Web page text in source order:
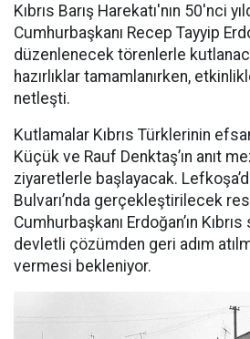
Kıbrıs Barış Harekatı'nın 50'nci
Cumhurbaşkanı Recep Tayyip
düzenlenecek törenlerle
hazırlıklar tamamlanırken,
netleşti.
Kutlamalar Kıbrıs Türklerinin
Küçük ve Rauf Denktaş’ın anıt
ziyaretlerle başlayacak.
Bulvarı’nda gerçekleştirilecek
Cumhurbaşkanı Erdoğan’ın
devletli çözümden geri adım
vermesi bekleniyor.